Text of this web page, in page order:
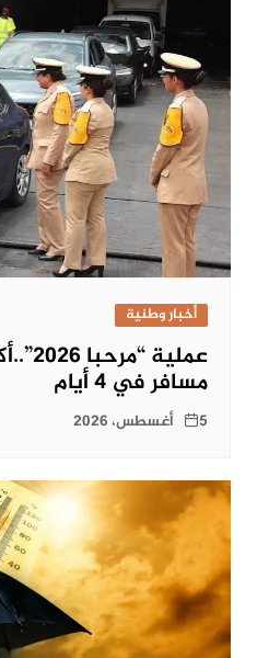
أخبار وطنية
مسافر في 4 أيام
5 أغسطس، 2026